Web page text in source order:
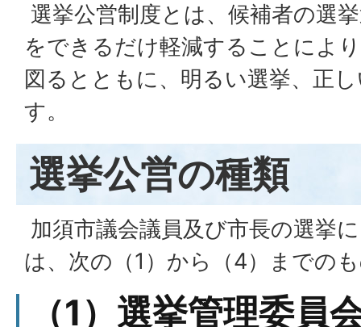
選挙公営制度とは、候補者の選
をできるだけ軽減することによ
図るとともに、明るい選挙、正
す。
選挙公営の種類
加須市議会議員及び市長の選挙
は、次の（1）から（4）までの
（1）選挙管理委員